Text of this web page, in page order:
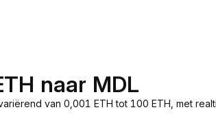
naar MDL
van 0,001 ETH tot 100 ETH, met